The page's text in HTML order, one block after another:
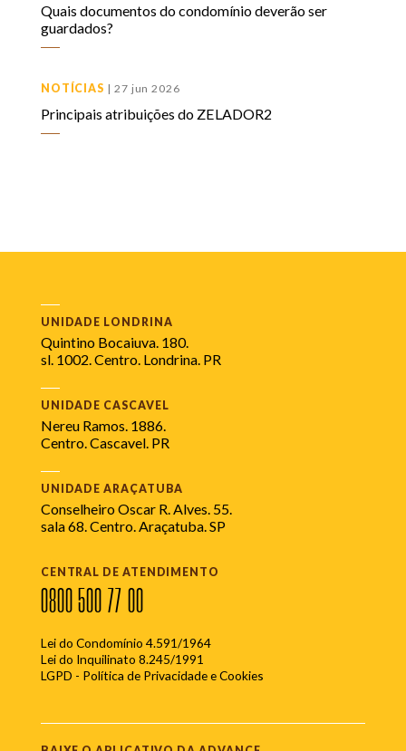
Quais documentos do condomínio deverão ser
guardados?
NOTÍCIAS | 27 jun 2026
Principais atribuições do ZELADOR2
UNIDADE LONDRINA
Quintino Bocaiuva. 180.
sl. 1002. Centro. Londrina. PR
UNIDADE CASCAVEL
Nereu Ramos. 1886.
Centro. Cascavel. PR
UNIDADE ARAÇATUBA
Conselheiro Oscar R. Alves. 55.
sala 68. Centro. Araçatuba. SP
CENTRAL DE ATENDIMENTO
0800 500 77 00
Lei do Condomínio 4.591/1964
Lei do Inquilinato 8.245/1991
LGPD - Política de Privacidade e Cookies